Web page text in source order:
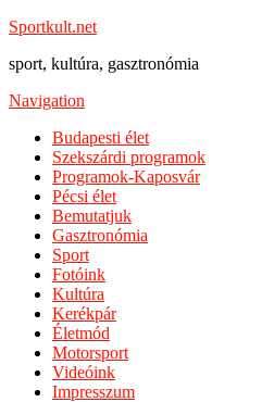
Sportkult.net
sport, kultúra, gasztronómia
Navigation
Budapesti élet
Szekszárdi programok
Programok-Kaposvár
Pécsi élet
Bemutatjuk
Gasztronómia
Sport
Fotóink
Kultúra
Kerékpár
Életmód
Motorsport
Videóink
Impresszum